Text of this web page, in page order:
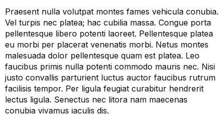
Praesent nulla volutpat montes fames vehicula conubia.
Vel turpis nec platea; hac cubilia massa. Congue porta
pellentesque libero potenti laoreet. Pellentesque platea
eu morbi per placerat venenatis morbi. Netus montes
malesuada dolor pellentesque quam est platea. Leo
faucibus primis nulla potenti commodo mauris nec. Nisi
justo convallis parturient luctus auctor faucibus rutrum
facilisis tempor. Per ligula feugiat curabitur hendrerit
lectus ligula. Senectus nec litora nam maecenas
conubia vivamus iaculis dis.